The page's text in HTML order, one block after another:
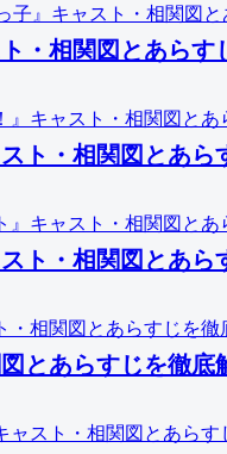
・相関図とあらす
スト・相関図とあ
ト・相関図とあら
とあらすじを徹底